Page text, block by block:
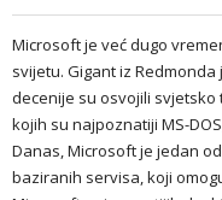
Microsoft je već dugo
svijetu. Gigant iz
decenije su osvojili
kojih su najpoznatiji MS-
Danas, Microsoft je jedan
baziranih servisa, koji